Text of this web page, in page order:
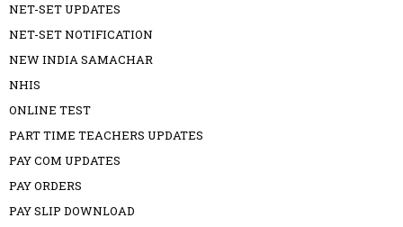
NET-SET UPDATES
NET-SET NOTIFICATION
NEW INDIA SAMACHAR
NHIS
ONLINE TEST
PART TIME TEACHERS UPDATES
PAY COM UPDATES
PAY ORDERS
PAY SLIP DOWNLOAD